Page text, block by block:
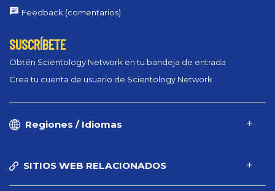
Feedback (comentarios)
SUSCRÍBETE
Obtén Scientology Network en tu bandeja de entrada
Crea tu cuenta de usuario de Scientology Network
Regiones / Idiomas
SITIOS WEB RELACIONADOS